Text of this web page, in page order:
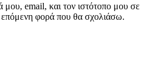
email, και τον ιστότοπο μου σε
επόμενη φορά που θα σχολιάσω.